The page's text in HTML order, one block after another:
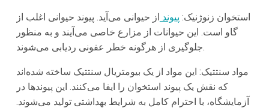
استخوان زنوژنیک: پیوند از حیوانی می‌آید. پیوند حیوانی اغلب از
گاو است. این حیوانات از مزارع خاصی می‌آیند و به منظور
جلوگیری از هرگونه خطر عفونی ردیابی می‌شوند.
مواد سنتتیک: این مواد از یک بیومتریال سنتتیک ساخته شده‌اند
که نقش یک پیوند استخوان را ایفا می‌کنند. این پیوندها در
آزمایشگاه، با احترام کامل به شرایط بهداشتی تولید می‌شوند.